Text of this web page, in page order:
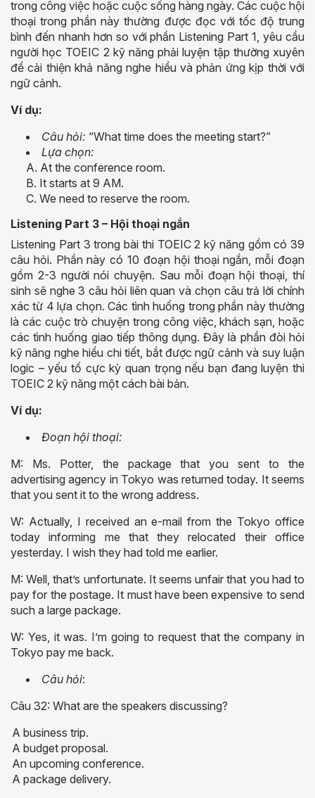
trong công việc hoặc cuộc sống hàng ngày. Các cuộc hội
thoại trong phần này thường được đọc với tốc độ trung
bình đến nhanh hơn so với phần Listening Part 1, yêu cầu
người học TOEIC 2 kỹ năng phải luyện tập thường xuyên
để cải thiện khả năng nghe hiểu và phản ứng kịp thời với
ngữ cảnh.
Ví dụ:
Câu hỏi: “What time does the meeting start?”
Lựa chọn:
A. At the conference room.
B. It starts at 9 AM.
C. We need to reserve the room.
Listening Part 3 – Hội thoại ngắn
Listening Part 3 trong bài thi TOEIC 2 kỹ năng gồm có 39
câu hỏi. Phần này có 10 đoạn hội thoại ngắn, mỗi đoạn
gồm 2-3 người nói chuyện. Sau mỗi đoạn hội thoại, thí
sinh sẽ nghe 3 câu hỏi liên quan và chọn câu trả lời chính
xác từ 4 lựa chọn. Các tình huống trong phần này thường
là các cuộc trò chuyện trong công việc, khách sạn, hoặc
các tình huống giao tiếp thông dụng. Đây là phần đòi hỏi
kỹ năng nghe hiểu chi tiết, bắt được ngữ cảnh và suy luận
logic – yếu tố cực kỳ quan trọng nếu bạn đang luyện thi
TOEIC 2 kỹ năng một cách bài bản.
Ví dụ:
Đoạn hội thoại:
M: Ms. Potter, the package that you sent to the
advertising agency in Tokyo was returned today. It seems
that you sent it to the wrong address.
W: Actually, I received an e-mail from the Tokyo office
today informing me that they relocated their office
yesterday. I wish they had told me earlier.
M: Well, that’s unfortunate. It seems unfair that you had to
pay for the postage. It must have been expensive to send
such a large package.
W: Yes, it was. I’m going to request that the company in
Tokyo pay me back.
Câu hỏi:
Câu 32: What are the speakers discussing?
A business trip.
A budget proposal.
An upcoming conference.
A package delivery.